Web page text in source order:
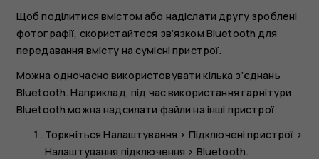
Щоб поділитися вмістом або надіслати другу зроблені
фотографії, скористайтеся зв’язком Bluetooth для
передавання вмісту на сумісні пристрої.
Можна одночасно використовувати кілька з’єднань
Bluetooth. Наприклад, під час використання гарнітури
Bluetooth можна надсилати файли на інші пристрої.
ТоркнітьсяНалаштування > Підключені пристрої >
Налаштування підключення > Bluetooth.